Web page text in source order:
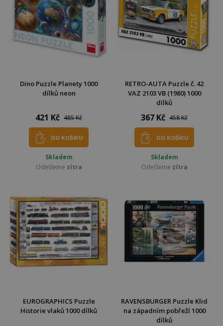
Dino Puzzle Planety 1000
dílků neon
421 Kč 485 Kč
DO KOŠÍKU
Skladem
Odešleme zítra
RETRO-AUTA Puzzle č. 42
VAZ 2103 VB (1980) 1000
dílků
367 Kč 458 Kč
DO KOŠÍKU
Skladem
Odešleme zítra
EUROGRAPHICS Puzzle
Historie vlaků 1000 dílků
RAVENSBURGER Puzzle Klid
na západním pobřeží 1000
dílků